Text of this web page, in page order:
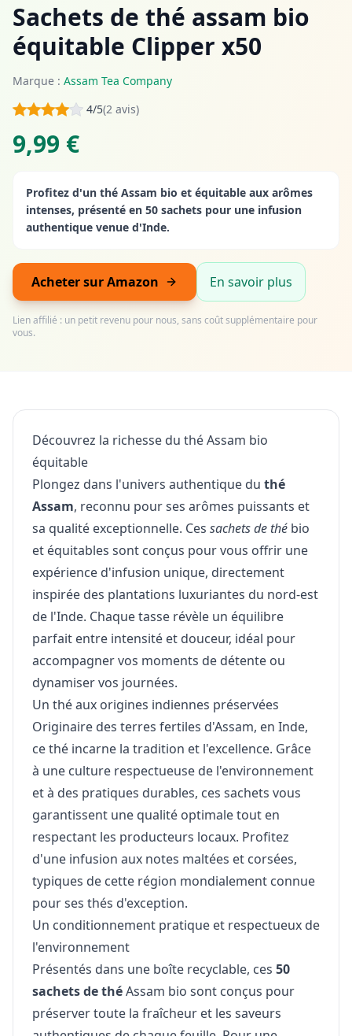
Sachets de thé assam bio
équitable Clipper x50
Marque : Assam Tea Company
4/5(2 avis)
9,99 €
Profitez d'un thé Assam bio et équitable aux arômes
intenses, présenté en 50 sachets pour une infusion
authentique venue d'Inde.
Acheter sur Amazon En savoir plus
Lien affilié : un petit revenu pour nous, sans coût supplémentaire pour
vous.
Découvrez la richesse du thé Assam bio
équitable
Plongez dans l'univers authentique du thé
Assam, reconnu pour ses arômes puissants et
sa qualité exceptionnelle. Ces sachets de thé bio
et équitables sont conçus pour vous offrir une
expérience d'infusion unique, directement
inspirée des plantations luxuriantes du nord-est
de l'Inde. Chaque tasse révèle un équilibre
parfait entre intensité et douceur, idéal pour
accompagner vos moments de détente ou
dynamiser vos journées.
Un thé aux origines indiennes préservées
Originaire des terres fertiles d'Assam, en Inde,
ce thé incarne la tradition et l'excellence. Grâce
à une culture respectueuse de l'environnement
et à des pratiques durables, ces sachets vous
garantissent une qualité optimale tout en
respectant les producteurs locaux. Profitez
d'une infusion aux notes maltées et corsées,
typiques de cette région mondialement connue
pour ses thés d'exception.
Un conditionnement pratique et respectueux de
l'environnement
Présentés dans une boîte recyclable, ces 50
sachets de théAssam bio sont conçus pour
préserver toute la fraîcheur et les saveurs